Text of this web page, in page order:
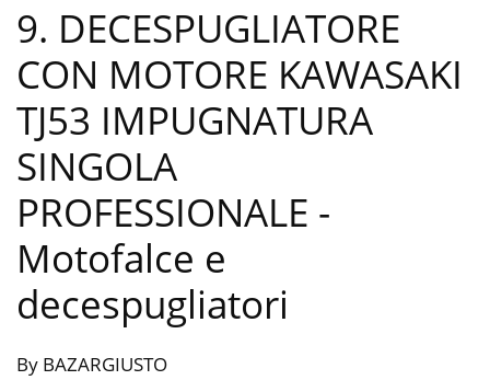
9. DECESPUGLIATORE
CON MOTORE KAWASAKI
TJ53 IMPUGNATURA
SINGOLA
PROFESSIONALE -
Motofalce e
decespugliatori
By BAZARGIUSTO